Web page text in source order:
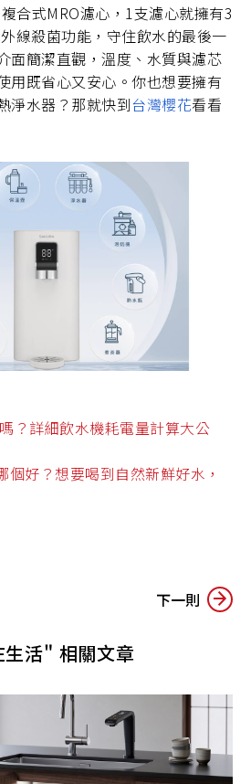
合式MRO濾心，1支濾心就擁有3
線殺菌功能，守住飲水的最後一
面簡潔直觀，溫度、水質與濾芯
用既省心又安心。你也想要擁有
淨水器？那就快到台灣櫻花看看
？詳細飲水機耗電量計算大公
個好？想要喝到自然新鮮好水，
下一則
活" 相關文章